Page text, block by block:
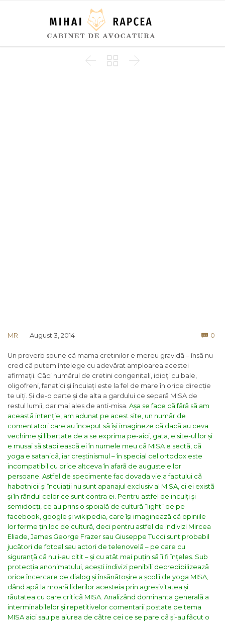
  
MR August 3, 2014  0
Un proverb spune cã mama cretinilor e mereu gravidã – însã nu
cred cã putem înțelege cu adevãrat amploarea acestei
afirmații. Cãci numãrul de cretini congenitali, idioți cu bale,
oligofreni, fanatici și încuiați este la fel de mare în orice direcție
te uiți. Și de-o parte și de alta a gardului ce separã MISA de
restul lumii, dar mai ales de anti-misa. Așa se face cã fãrã sã am
aceastã intenție, am adunat pe acest site, un numãr de
comentatori care au început sã își imagineze cã dacã au ceva
vechime și libertate de a se exprima pe-aici, gata, e site-ul lor și
e musai sã stabileascã ei în numele meu cã MISA e sectã, cã
yoga e satanicã, iar creștinismul – în special cel ortodox este
incompatibil cu orice altceva în afarã de augustele lor
persoane. Astfel de specimente fac dovada vie a faptului cã
habotnicii și încuiații nu sunt apanajul exclusiv al MISA, ci ei existã
și în rândul celor ce sunt contra ei. Pentru astfel de inculți și
semidocți, ce au prins o spoialã de culturã ”light” de pe
facebook, google și wikipedia, care își imagineazã cã opiniile
lor ferme țin loc de culturã, deci pentru astfel de indivizi Mircea
Eliade, James George Frazer sau Giuseppe Tucci sunt probabil
jucãtori de fotbal sau actori de telenovelã – pe care cu
siguranțã cã nu i-au citit – și cu atât mai puțin sã îi fi înțeles. Sub
protecția anonimatului, acești indivizi penibili decredibilizeazã
orice încercare de dialog și însãnãtoșire a școlii de yoga MISA,
dând apã la moarã liderilor acesteia prin agresivitatea și
rãutatea cu care criticã MISA. Analizând dominanta generalã a
interminabilelor și repetitivelor comentarii postate pe tema
MISA aici sau pe aiurea de cãtre cei ce se pare cã și-au fãcut o